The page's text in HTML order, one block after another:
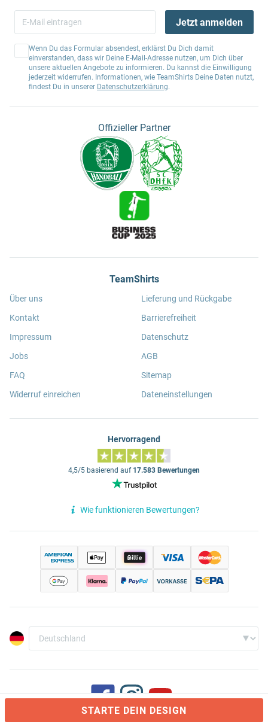
STARTE DEIN DESIGN
Jetzt anmelden
Wenn Du das Formular absendest, erklärst Du Dich damit
einverstanden, dass wir Deine E-Mail-Adresse nutzen, um Dich über
unsere aktuellen Angebote zu informieren. Du kannst die Einwilligung
jederzeit widerrufen. Informationen, wie TeamShirts Deine Daten nutzt,
findest Du in unserer Datenschutzerklärung.
Offizieller Partner
TeamShirts
Über uns
Kontakt
Impressum
Jobs
FAQ
Widerruf einreichen
Lieferung und Rückgabe
Barrierefreiheit
Datenschutz
AGB
Sitemap
Dateneinstellungen
Hervorragend
4,5/5 basierend auf 17.583 Bewertungen
Wie funktionieren Bewertungen?